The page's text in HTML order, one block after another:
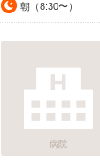
朝（8:30〜）
病院